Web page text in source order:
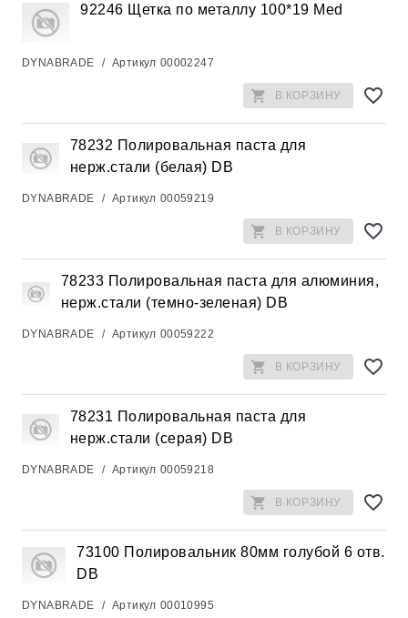
92246 Щетка по металлу 100*19 Med
DYNABRADE / Артикул 00002247
В КОРЗИНУ
78232 Полировальная паста для
нерж.стали (белая) DB
DYNABRADE / Артикул 00059219
В КОРЗИНУ
78233 Полировальная паста для алюминия,
нерж.стали (темно-зеленая) DB
DYNABRADE / Артикул 00059222
В КОРЗИНУ
78231 Полировальная паста для
нерж.стали (серая) DB
DYNABRADE / Артикул 00059218
В КОРЗИНУ
73100 Полировальник 80мм голубой 6 отв.
DB
DYNABRADE / Артикул 00010995